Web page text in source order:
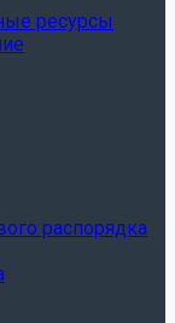
ресурсы
распорядка